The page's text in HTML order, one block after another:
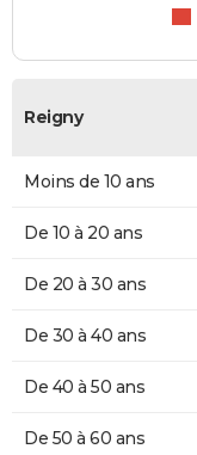
Reigny
Moins de 10 ans
De 10 à 20 ans
De 20 à 30 ans
De 30 à 40 ans
De 40 à 50 ans
De 50 à 60 ans